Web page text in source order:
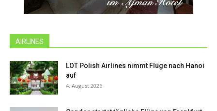
AIRLINES
LOT Polish Airlines nimmt Flüge nach Hanoi
auf
4. August 2026